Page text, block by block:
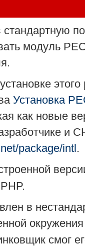
модуль
Установка
как новые
и
package/intl.
в
смог